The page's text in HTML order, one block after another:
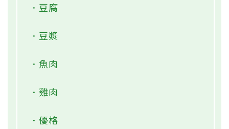
．豆腐
．豆漿
．魚肉
．雞肉
．優格